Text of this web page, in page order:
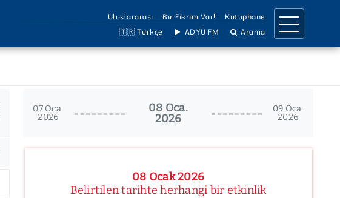
Uluslararası Bir Fikrim Var!
Kütüphane
🇹🇷 Türkçe
ADYÜ FM Arama
Etik Kurullar
Ulaşım Bilgileri
Birimler Listesi
Sosyal Medya
07 Oca.
2026
08 Oca.
2026
09 Oca.
2026
08 Ocak 2026
Belirtilen tarihte herhangi bir etkinlik